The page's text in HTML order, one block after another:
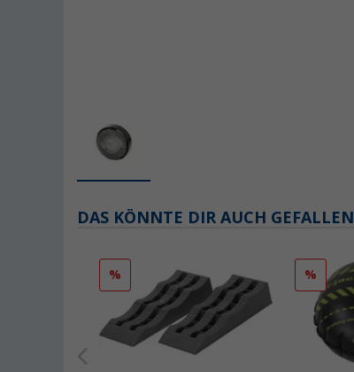
DAS KÖNNTE DIR AUCH GEFALLEN
% %